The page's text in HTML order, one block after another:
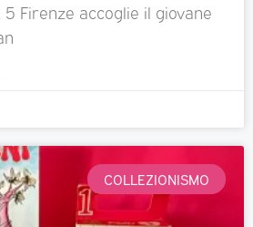
5 Firenze accoglie il giovane
COLLEZIONISMO